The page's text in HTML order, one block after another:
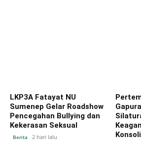
LKP3A Fatayat NU
Sumenep Gelar Roadshow
Pencegahan Bullying dan
Kekerasan Seksual
Berita 2 hari lalu